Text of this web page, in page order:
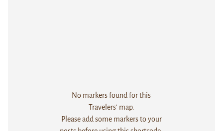
No markers found for this
Travelers' map.
Please add some markers to your